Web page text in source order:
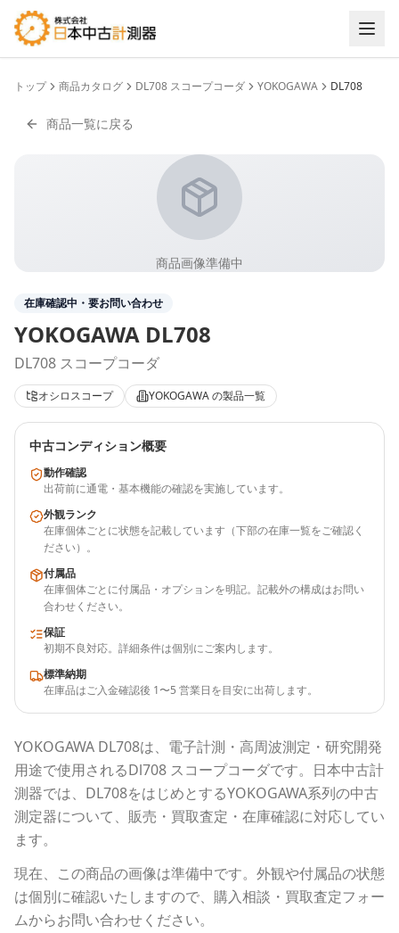
トップ 商品カタログ DL708 スコープコーダ YOKOGAWA DL708
商品一覧に戻る
商品画像準備中
在庫確認中・要お問い合わせ
YOKOGAWA DL708
DL708 スコープコーダ
オシロスコープ YOKOGAWAの製品一覧
中古コンディション概要
動作確認
出荷前に通電・基本機能の確認を実施しています。
外観ランク
在庫個体ごとに状態を記載しています（下部の在庫一覧をご確認く
ださい）。
付属品
在庫個体ごとに付属品・オプションを明記。記載外の構成はお問い
合わせください。
保証
初期不良対応。詳細条件は個別にご案内します。
標準納期
在庫品はご入金確認後 1〜5 営業日を目安に出荷します。
YOKOGAWA DL708は、電子計測・高周波測定・研究開発
用途で使用されるDl708 スコープコーダです。 日本中古計
測器では、 DL708をはじめとするYOKOGAWA系列の中古
測定器について、販売・買取査定・在庫確認に対応してい
ます。
現在、この商品の画像は準備中です。外観や付属品の状態
は個別に確認いたしますので、購入相談・買取査定フォー
ムからお問い合わせください。